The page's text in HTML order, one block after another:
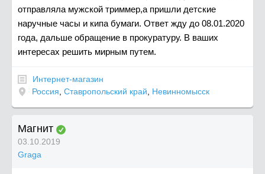
отправляла мужской триммер,а пришли детские
наручные часы и кипа бумаги. Ответ жду до 08.01.2020
года, дальше обращение в прокуратуру. В ваших
интересах решить мирным путем.
Интернет-магазин
Россия Ставропольский край Невинномысск
Магнит
03.10.2019
Graga